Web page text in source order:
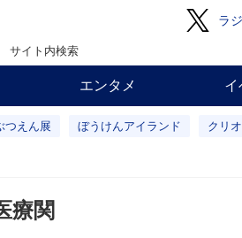
ラ
サイト内検索
エンタメ イ
つえん展 ぼうけんアイランド クリ
療関